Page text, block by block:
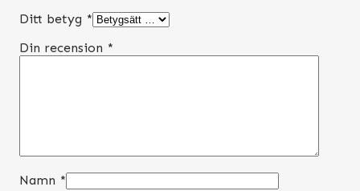
Ditt betyg *
Din recension *
Namn *